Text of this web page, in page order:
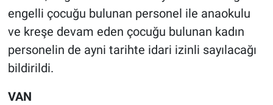
engelli çocuğu bulunan personel ile anaokulu
ve kreşe devam eden çocuğu bulunan kadın
personelin de ayni tarihte idari izinli sayılacağı
bildirildi.
VAN